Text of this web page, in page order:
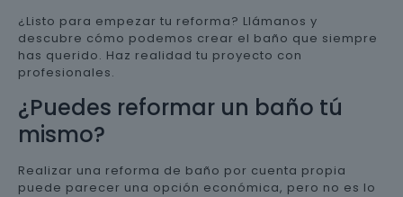
¿Listo para empezar tu reforma? Llámanos y
descubre cómo podemos crear el baño que siempre
has querido. Haz realidad tu proyecto con
profesionales.
¿Puedes reformar un baño tú
mismo?
Realizar una reforma de baño por cuenta propia
puede parecer una opción económica, pero no es lo